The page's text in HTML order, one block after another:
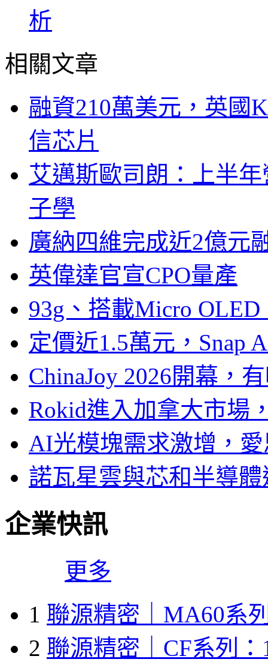
析
相關文章
融資210萬美元，英國
信芯片
艾邁斯歐司朗：上半
子學
廣納四維完成近2億元
英偉達官宣CPO量產
93g、搭載Micro
定價近1.5萬元，Snap
ChinaJoy 2026開幕，
Rokid進入加拿大市場
AI光模塊需求激增，
諾瓦星雲與芯和半導
企業快訊
更多
1 聯源精密｜MA60系
2 聯源精密｜CF系列：